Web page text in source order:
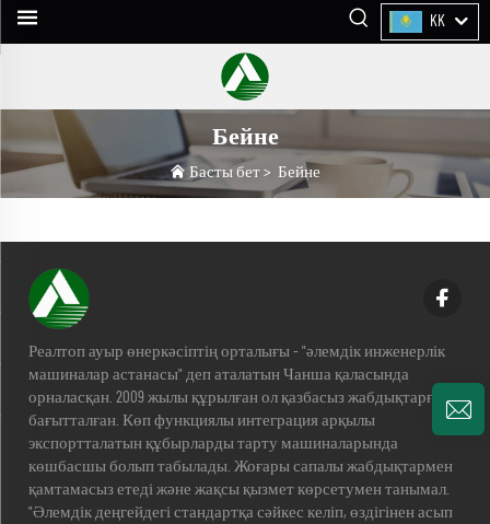
KK
Бейне
Басты бет > Бейне
Реалтоп ауыр өнеркәсіптің орталығы - "әлемдік инженерлік
машиналар астанасы" деп аталатын Чанша қаласында
орналасқан. 2009 жылы құрылған ол қазбасыз жабдықтарға
бағытталған. Көп функциялы интеграция арқылы
экспортталатын құбырларды тарту машиналарында
көшбасшы болып табылады. Жоғары сапалы жабдықтармен
қамтамасыз етеді және жақсы қызмет көрсетумен танымал.
"Әлемдік деңгейдегі стандартқа сәйкес келіп, өздігінен асып